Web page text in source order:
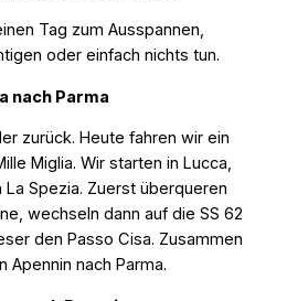
Tag zum Ausspannen,
oder einfach nichts tun.
nach Parma
zurück. Heute fahren wir ein
Miglia. Wir starten in Lucca,
Spezia. Zuerst überqueren
wechseln dann auf die SS 62
den Passo Cisa. Zusammen
nach Parma.